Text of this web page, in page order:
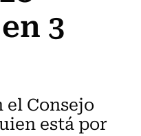
3
Consejo
está por